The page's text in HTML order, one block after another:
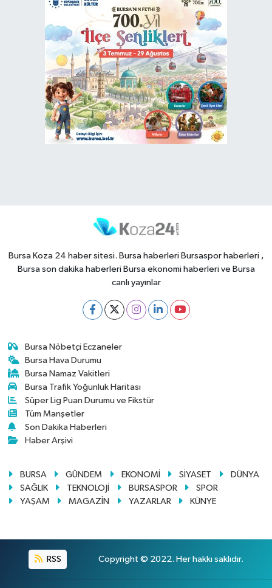
Bursa Koza 24 haber sitesi. Bursa haberleri Bursaspor haberleri ,
Bursa son dakika haberleri Bursa ekonomi haberleri ve Bursa
canlı yayınlar
Bursa Nöbetçi Eczaneler
Bursa Hava Durumu
Bursa Namaz Vakitleri
Bursa Trafik Yoğunluk Haritası
Süper Lig Puan Durumu ve Fikstür
Tüm Manşetler
Son Dakika Haberleri
Haber Arşivi
BURSA GÜNDEM EKONOMİ SİYASET
DÜNYA
SAĞLIK
TEKNOLOJİ BURSASPOR
SPOR
YAŞAM
MAGAZİN YAZARLAR KÜNYE
RSS Copyright © 2022. Her hakkı saklıdır.